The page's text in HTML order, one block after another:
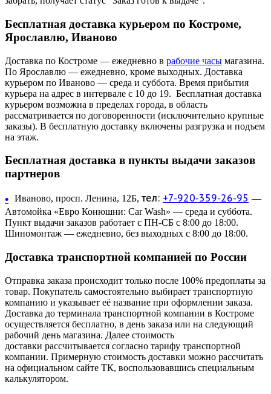
Бесплатная доставка курьером по Костроме,
Ярославлю, Иваново
Доставка по Костроме — ежедневно в рабочие часы магазина.
По Ярославлю — ежедневно, кроме выходных. Доставка
курьером по Иваново — среда и суббота. Время прибытия
курьера на адрес в интервале с 10 до 19. Бесплатная доставка
курьером возможна в пределах города, в область
рассматривается по договоренности (исключительно крупные
заказы). В бесплатную доставку включены разгрузка и подъем
на этаж.
Бесплатная доставка в пункты выдачи заказов
партнеров
• Иваново, просп. Ленина, 12Б, тел: +7-920-359-26-95 —
Автомойка «Евро Конюшни: Car Wash» — среда и суббота.
Пункт выдачи заказов работает с ПН-СБ с 8:00 до 18:00.
Шиномонтаж — ежедневно, без выходных с 8:00 до 18:00.
Доставка транспортной компанией по России
Отправка заказа происходит только после 100% предоплаты за
товар. Покупатель самостоятельно выбирает транспортную
компанию и указывает её название при оформлении заказа.
Доставка до терминала транспортной компании в Костроме
осуществляется бесплатно, в день заказа или на следующий
рабочий день магазина. Далее стоимость
доставки рассчитывается согласно тарифу транспортной
компании. Примерную стоимость доставки можно рассчитать
на официальном сайте ТК, воспользовавшись специальным
калькулятором.